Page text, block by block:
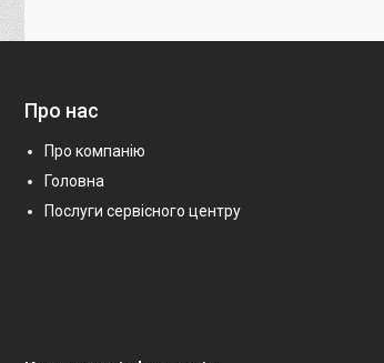
Про нас
Про компанію
Головна
Послуги сервісного центру